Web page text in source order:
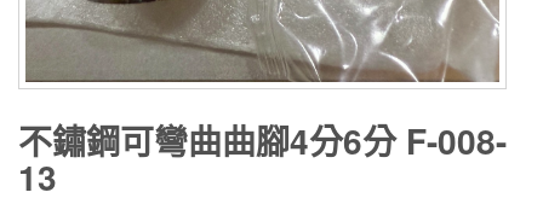
不鏽鋼可彎曲曲腳4分6分 F-008-
13